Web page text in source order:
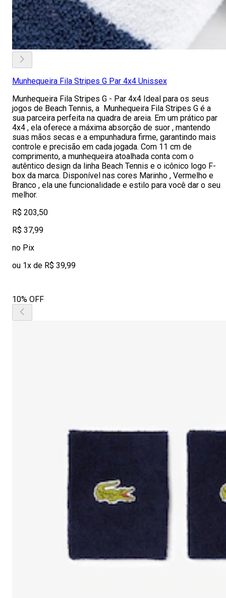
Munhequeira Fila Stripes G Par 4x4 Unissex
Munhequeira Fila Stripes G - Par 4x4 Ideal para os seus
jogos de Beach Tennis, a Munhequeira Fila Stripes G é a
sua parceira perfeita na quadra de areia. Em um prático par
4x4 , ela oferece a máxima absorção de suor , mantendo
suas mãos secas e a empunhadura firme, garantindo mais
controle e precisão em cada jogada. Com 11 cm de
comprimento, a munhequeira atoalhada conta com o
autêntico design da linha Beach Tennis e o icônico logo F-
box da marca. Disponível nas cores Marinho , Vermelho e
Branco , ela une funcionalidade e estilo para você dar o seu
melhor.
R$ 203,50
R$ 37,99
no Pix
ou 1x de R$ 39,99
10% OFF